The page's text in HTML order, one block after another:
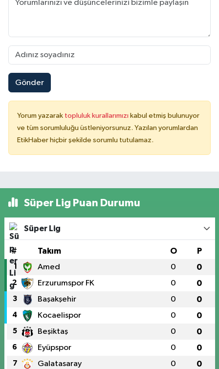
Gönder
Yorum yazarak topluluk kurallarımızı kabul etmiş bulunuyor
ve tüm sorumluluğu üstleniyorsunuz. Yazılan yorumlardan
EtikHaber hiçbir şekilde sorumlu tutulamaz.
Süper Lig Puan Durumu
Süper Lig
# Takım O P
1 Amed 0 0
2 Erzurumspor FK 0 0
3 Başakşehir 0 0
4 Kocaelispor 0 0
5 Beşiktaş 0 0
6 Eyüpspor 0 0
7 Galatasaray 0 0